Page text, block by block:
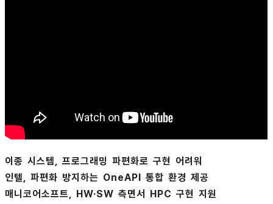
이종 시스템, 프로그래밍 파편화로 구현 어려워
인텔, 파편화 방지하는 OneAPI 통합 환경 제공
매니코어소프트, HW·SW 측면서 HPC 구현 지원